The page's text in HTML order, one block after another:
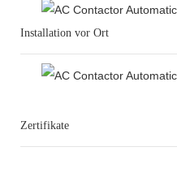
Installation vor Ort
Zertifikate